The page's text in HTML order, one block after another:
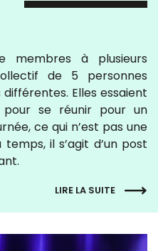
membres à plusieurs
de 5 personnes
Elles essaient
pour se réunir pour un
ce qui n’est pas une
il s’agit d’un post
LIRE LA SUITE